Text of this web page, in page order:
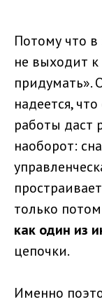
Потому что
не выходит
придумать».
надеется,
работы даст
наоборот:
только
как один из
цепочки.
Именно